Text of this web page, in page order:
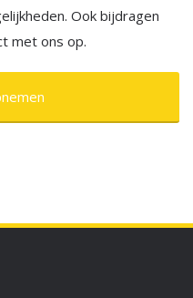
Ook bijdragen
met ons op.